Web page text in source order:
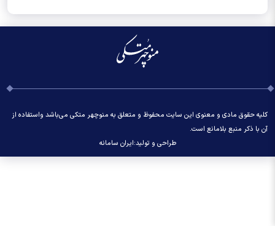
کلیه حقوق مادی و معنوی این سایت محفوظ و متعلق به منوچهر متکی می‌باشد واستفاده از
آن با ذکر منبع بلامانع است.
طراحی و تولید:ایران سامانه